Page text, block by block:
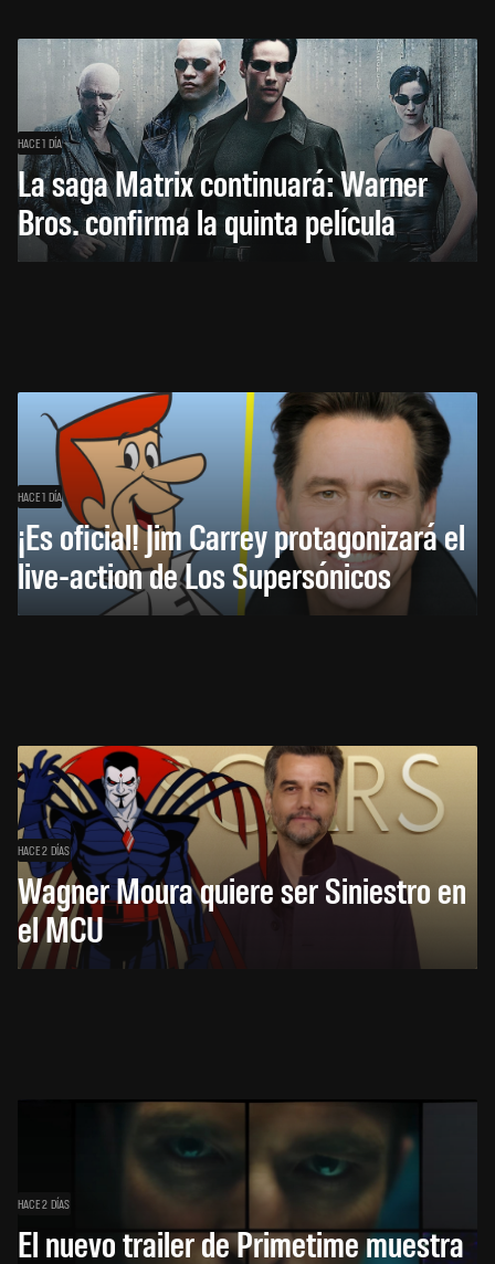
HACE 1 DÍA
La saga Matrix continuará: Warner
Bros. confirma la quinta película
HACE 1 DÍA
¡Es oficial! Jim Carrey protagonizará el
live-action de Los Supersónicos
HACE 2 DÍAS
Wagner Moura quiere ser Siniestro en
el MCU
HACE 2 DÍAS
El nuevo trailer de Primetime muestra